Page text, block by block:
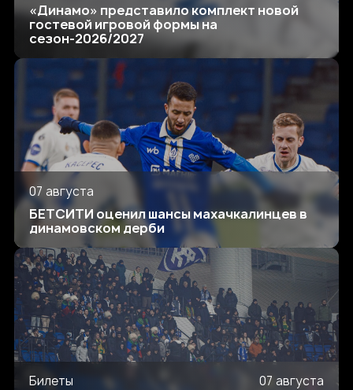
«Динамо» представило комплект новой
гостевой игровой формы на
сезон-2026/2027
07 августа
БЕТСИТИ оценил шансы махачкалинцев в
динамовском дерби
Билеты 07 августа